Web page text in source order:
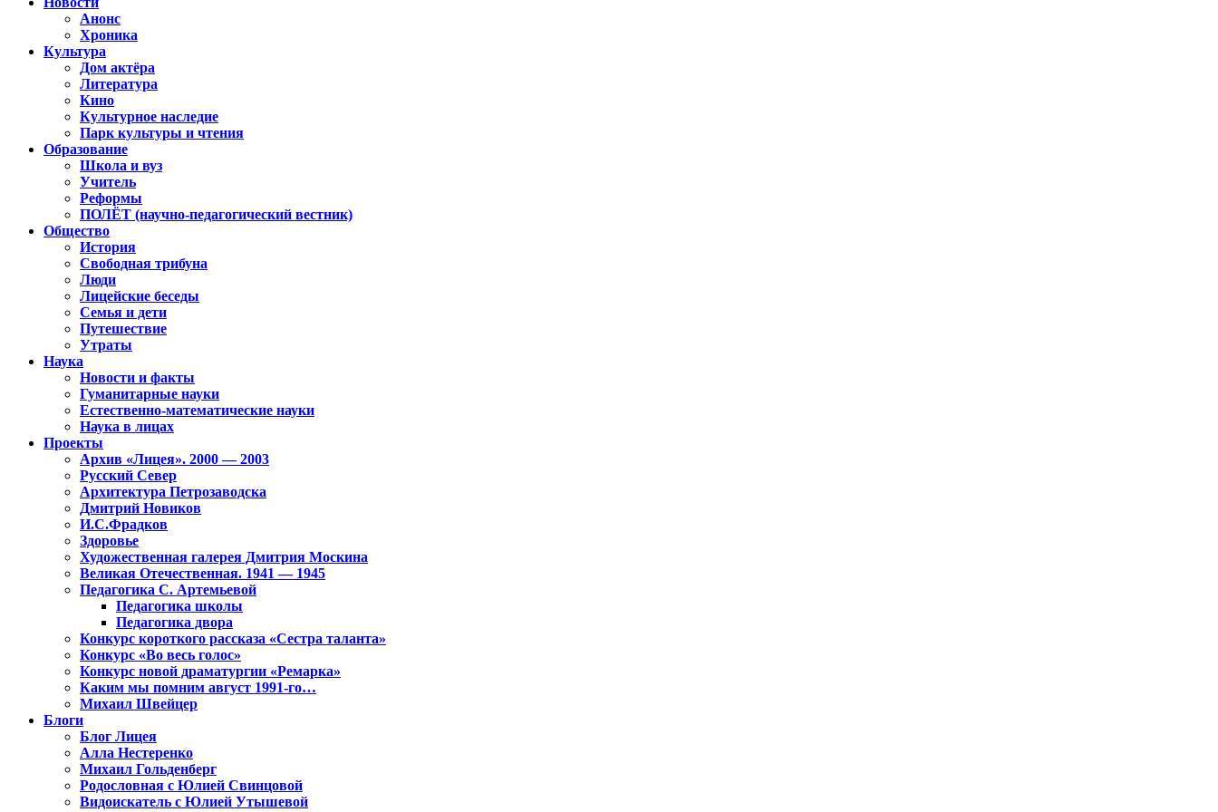
Анонс
Хроника
Культура
Дом актёра
Литература
Кино
Культурное наследие
Парк культуры и чтения
Образование
Школа и вуз
Учитель
Реформы
ПОЛЁТ (научно-педагогический вестник)
Общество
История
Свободная трибуна
Люди
Лицейские беседы
Семья и дети
Путешествие
Утраты
Наука
Новости и факты
Гуманитарные науки
Естественно-математические науки
Наука в лицах
Проекты
Архив «Лицея». 2000 — 2003
Русский Север
Архитектура Петрозаводска
Дмитрий Новиков
И.С.Фрадков
Здоровье
Художественная галерея Дмитрия Москина
Великая Отечественная. 1941 — 1945
Педагогика С. Артемьевой
Педагогика школы
Педагогика двора
Конкурс короткого рассказа «Сестра таланта»
Конкурс «Во весь голос»
Конкурс новой драматургии «Ремарка»
Каким мы помним август 1991-го…
Михаил Швейцер
Блоги
Блог Лицея
Алла Нестеренко
Михаил Гольденберг
Родословная с Юлией Свинцовой
Видоискатель с Юлией Утышевой